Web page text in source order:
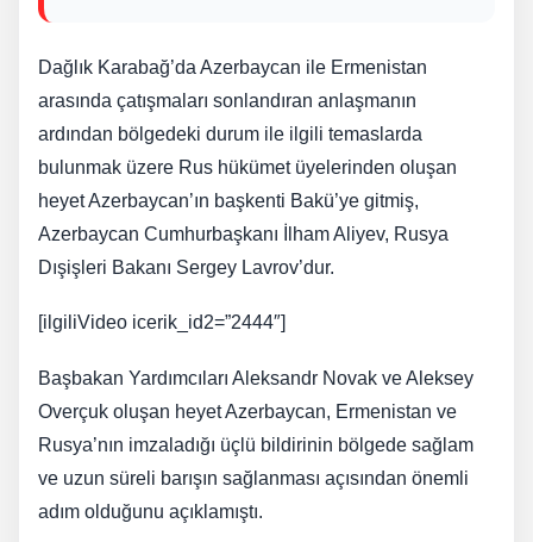
Dağlık Karabağ’da Azerbaycan ile Ermenistan
arasında çatışmaları sonlandıran anlaşmanın
ardından bölgedeki durum ile ilgili temaslarda
bulunmak üzere Rus hükümet üyelerinden oluşan
heyet Azerbaycan’ın başkenti Bakü’ye gitmiş,
Azerbaycan Cumhurbaşkanı İlham Aliyev, Rusya
Dışişleri Bakanı Sergey Lavrov’dur.
[ilgiliVideo icerik_id2=”2444″]
Başbakan Yardımcıları Aleksandr Novak ve Aleksey
Overçuk oluşan heyet Azerbaycan, Ermenistan ve
Rusya’nın imzaladığı üçlü bildirinin bölgede sağlam
ve uzun süreli barışın sağlanması açısından önemli
adım olduğunu açıklamıştı.